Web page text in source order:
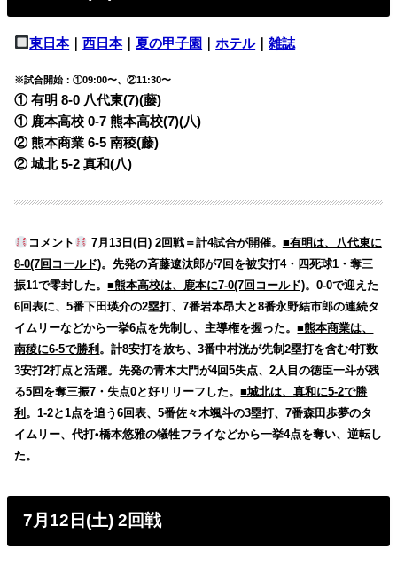
東日本｜西日本｜夏の甲子園 ｜ホテル｜雑誌
※試合開始：①09:00〜、②11:30〜
① 有明 8-0 八代東(7)(藤)
① 鹿本高校 0-7 熊本高校(7)(八)
② 熊本商業 6-5 南稜(藤)
② 城北 5-2 真和(八)
コメント 7月13日(日) 2回戦＝計4試合が開催。 ■有明は、八代東に
8-0(7回コールド)。先発の斉藤遼汰郎が7回を被安打4・四死球1・奪三
振11で零封した。■熊本高校は、鹿本に7-0(7回コールド)。0-0で迎えた
6回表に、5番下田瑛介の2塁打、7番岩本昂大と8番永野結市郎の連続タ
イムリーなどから一挙6点を先制し、主導権を握った。■熊本商業は、
南稜に6-5で勝利 。計8安打を放ち、3番中村洸が先制2塁打を含む4打数
3安打2打点と活躍。先発の青木大門が4回5失点、2人目の徳臣一斗が残
る5回を奪三振7・失点0と好リリーフした。■城北は、真和に5-2で勝
利 。1-2と1点を追う6回表、5番佐々木颯斗の3塁打、7番森田歩夢のタ
イムリー、代打•橋本悠雅の犠牲フライなどから一挙4点を奪い、逆転し
た。
7月12日(土) 2回戦